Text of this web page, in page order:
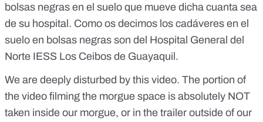
bolsas negras en el suelo que mueve dicha cuanta sea
de su hospital. Como os decimos los cadáveres en el
suelo en bolsas negras son del Hospital General del
Norte IESS Los Ceibos de Guayaquil.
We are deeply disturbed by this video. The portion of
the video filming the morgue space is absolutely NOT
taken inside our morgue, or in the trailer outside of our